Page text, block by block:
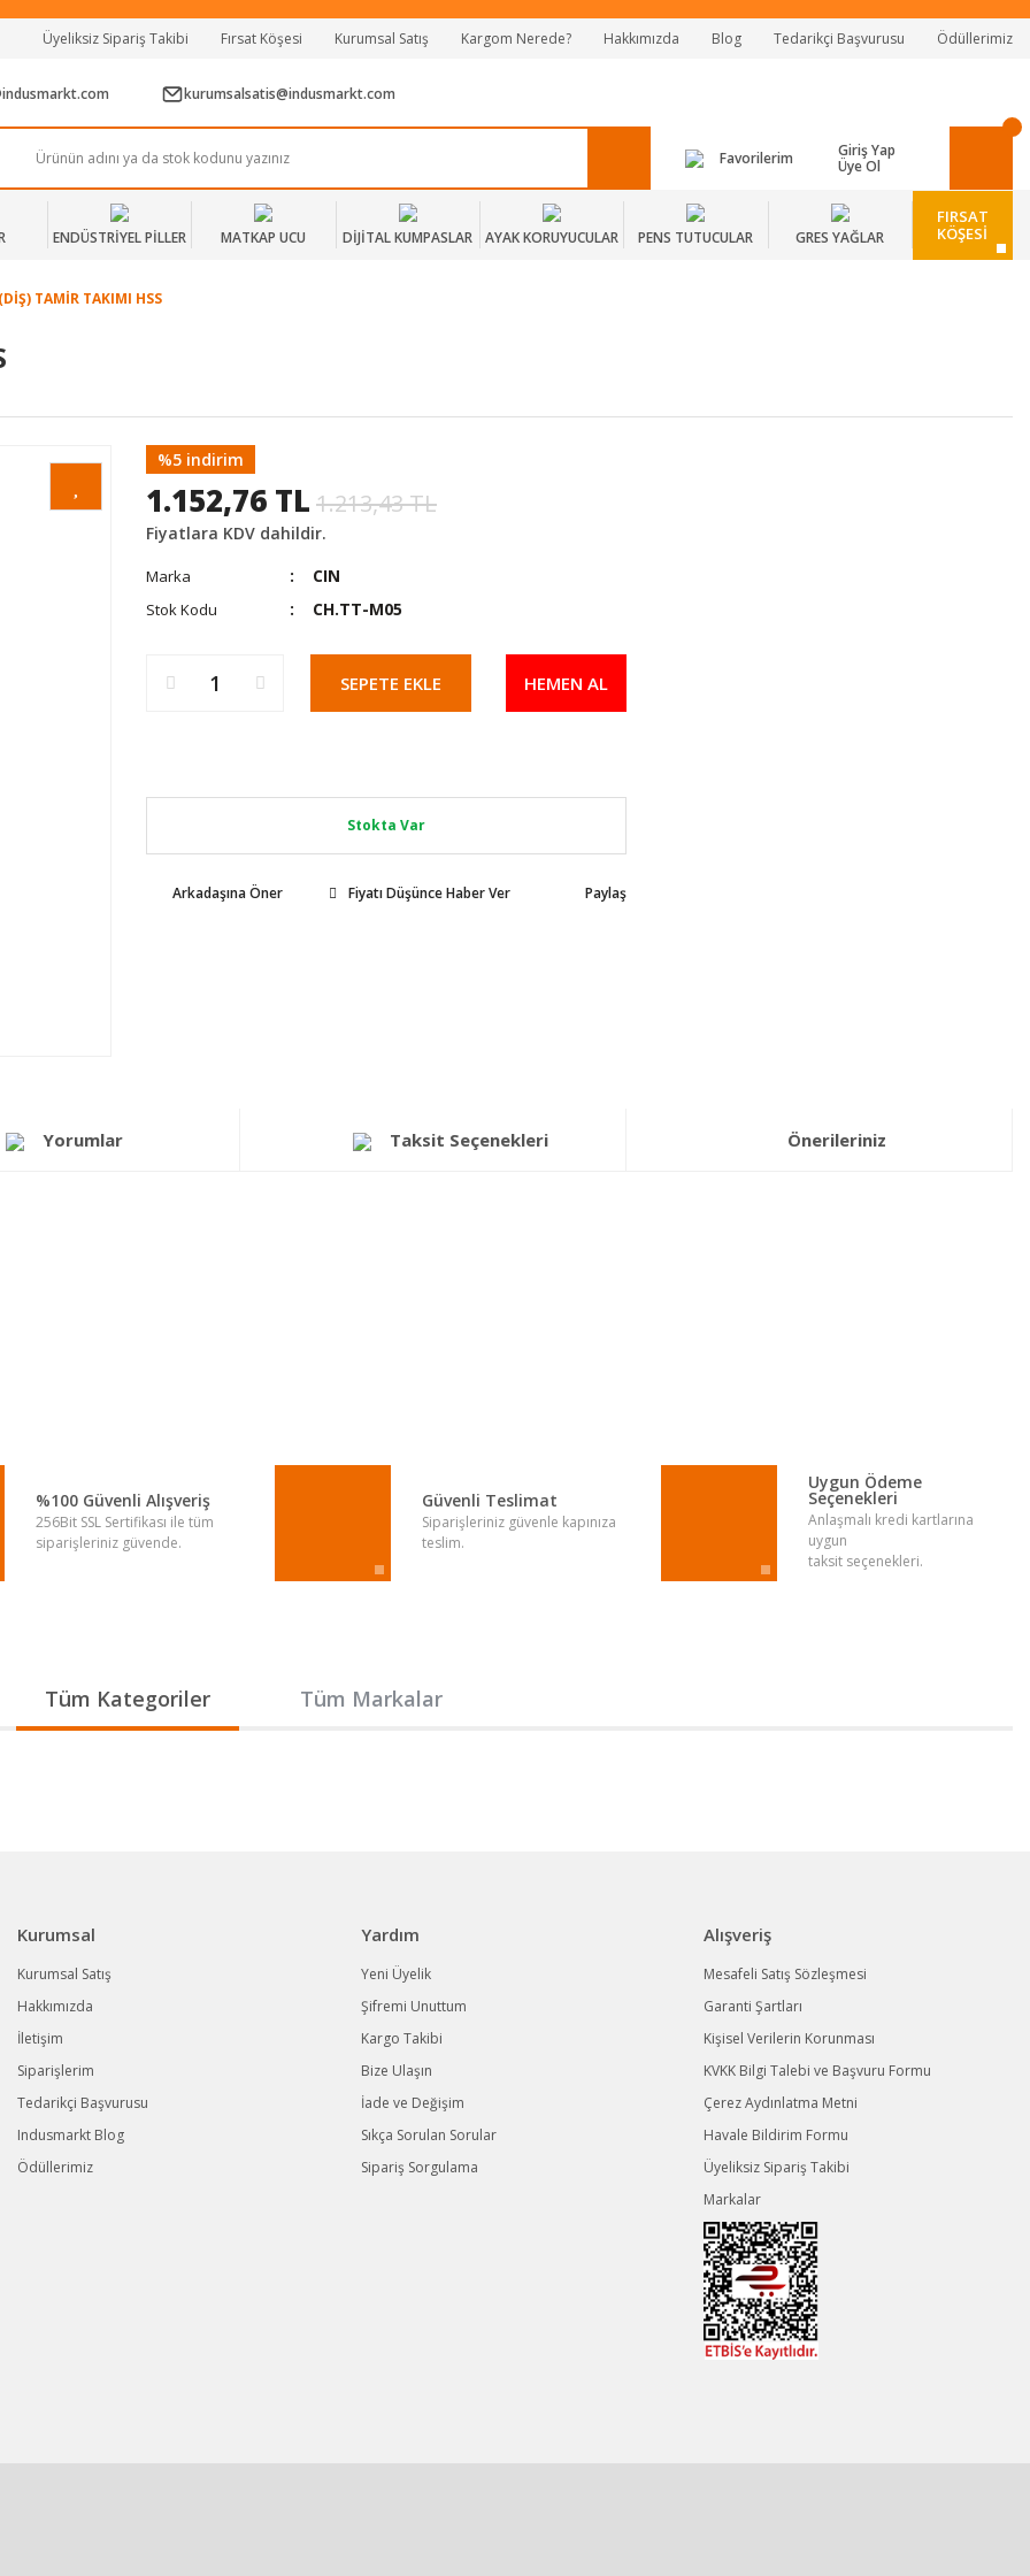
Tüm Alışverişlerde Vade Farksız 2 Taksit!
Mağazadan Teslim & Kolay İade
Üyeliksiz Sipariş Takibi Fırsat Köşesi Kurumsal Satış Kargom Nerede? Hakkımızda Blog Tedarikçi Başvurusu Ödüllerimiz
kurumsalsatis@indusmarkt.com
Favorilerim
Giriş Yap
Üye Ol
ENDÜSTRİYEL PİLLER MATKAP UCU DİJİTAL KUMPASLAR AYAK KORUYUCULAR PENS TUTUCULAR GRES YAĞLAR
FIRSAT
KÖŞESİ
TAMİR TAKIMI HSS
%5 indirim
1.152,76 TL 1.213,43 TL
Fiyatlara KDV dahildir.
Marka CIN
Stok Kodu CH.TT-M05
SEPETE EKLE HEMEN AL
Stokta Var
Arkadaşına Öner Fiyatı Düşünce Haber Ver Paylaş
Yorumlar Taksit Seçenekleri Önerileriniz
%100 Güvenli Alışveriş
256Bit SSL Sertifikası ile tüm
siparişleriniz güvende.
Güvenli Teslimat
Siparişleriniz güvenle kapınıza
teslim.
Uygun Ödeme
Seçenekleri
Anlaşmalı kredi kartlarına
uygun
taksit seçenekleri.
Tüm Kategoriler Tüm Markalar
Kurumsal
Kurumsal Satış
Hakkımızda
İletişim
Siparişlerim
Tedarikçi Başvurusu
Indusmarkt Blog
Ödüllerimiz
Yardım
Yeni Üyelik
Şifremi Unuttum
Kargo Takibi
Bize Ulaşın
İade ve Değişim
Sıkça Sorulan Sorular
Sipariş Sorgulama
Alışveriş
Mesafeli Satış Sözleşmesi
Garanti Şartları
Kişisel Verilerin Korunması
KVKK Bilgi Talebi ve Başvuru Formu
Çerez Aydınlatma Metni
Havale Bildirim Formu
Üyeliksiz Sipariş Takibi
Markalar